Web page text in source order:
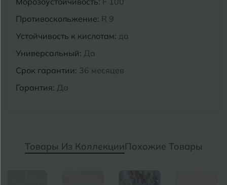
Противоскольжение: R 9
Устойчивость к кислотам: да
Универсальный: Да
Срок гарантии: 36 месяцев
Гарантия: Да
Товары Из КоллекцииПохожие Товары